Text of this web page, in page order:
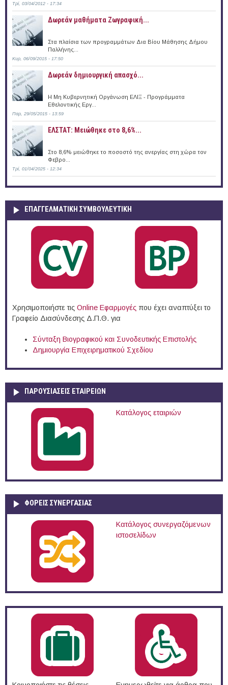
Τρί, 03/04/2012 - 17:34
Δωρεάν μαθήματα Ζωγραφική...
Στα πλαίσια των προγραμμάτων Δια Βίου Μάθησης Δήμου
Παλλήνης...
Κυρ, 06/09/2015 - 17:50
Δωρεάν δημιουργική απασχό...
Η Μη Κυβερνητική Οργάνωση ΕΛΙΞ - Προγράμματα
Εθελοντικής Εργ...
Παρ, 29/05/2015 - 13:59
ΕΛΣΤΑΤ: Μειώθηκε στο 8,6%...
Στο 8,6% μειώθηκε το ποσοστό της ανεργίας στη χώρα τον
Φεβρο...
Τρί, 01/04/2025 - 12:34
ΕΠΑΓΓΕΛΜΑΤΙΚΉ ΣΥΜΒΟΥΛΕΥΤΙΚΉ
Χρησιμοποιήστε τις Online Eφαρμογές που έχει αναπτύξει το
Γραφείο Διασύνδεσης Δ.Π.Θ. για
Σύνταξη Βιογραφικού και Συνοδευτικής Επιστολής
Δημιουργία Επιχειρηματικού Σχεδίου
ΠΑΡΟΥΣΙΆΣΕΙΣ ΕΤΑΙΡΕΙΏΝ
Κατάλογος εταιριών
ΦΟΡΕΙΣ ΣΥΝΕΡΓΑΣΙΑΣ
Κατάλογος συνεργαζόμενων
ιστοσελίδων